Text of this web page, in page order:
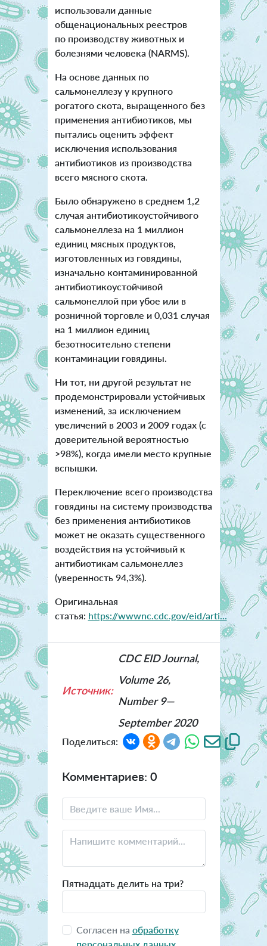
использовали данные
общенациональных реестров
по производству животных и
болезнями человека (NARMS).
На основе данных по
сальмонеллезу у крупного
рогатого скота, выращенного без
применения антибиотиков, мы
пытались оценить эффект
исключения использования
антибиотиков из производства
всего мясного скота.
Было обнаружено в среднем 1,2
случая антибиотикоустойчивого
сальмонеллеза на 1 миллион
единиц мясных продуктов,
изготовленных из говядины,
изначально контаминированной
антибиотикоустойчивой
сальмонеллой при убое или в
розничной торговле и 0,031 случая
на 1 миллион единиц
безотносительно степени
контаминации говядины.
Ни тот, ни другой результат не
продемонстрировали устойчивых
изменений, за исключением
увеличений в 2003 и 2009 годах (с
доверительной вероятностью
>98%), когда имели место крупные
вспышки.
Переключение всего производства
говядины на систему производства
без применения антибиотиков
может не оказать существенного
воздействия на устойчивый к
антибиотикам сальмонеллез
(уверенность 94,3%).
Оригинальная
статья: https://wwwnc.cdc.gov/eid/arti...
Источник:
CDC EID Journal,
Volume 26,
Number 9—
September 2020
Поделиться:
Комментариев: 0
Пятнадцать делить на три?
Согласен на обработку